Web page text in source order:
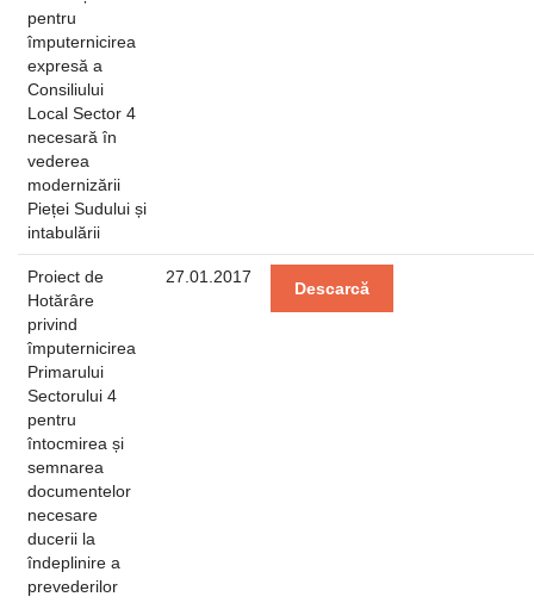
pentru
împuternicirea
expresă a
Consiliului
Local Sector 4
necesară în
vederea
modernizării
Pieței Sudului și
intabulării
Proiect de
Hotărâre
privind
împuternicirea
Primarului
Sectorului 4
pentru
întocmirea și
semnarea
documentelor
necesare
ducerii la
îndeplinire a
prevederilor
27.01.2017
Descarcă